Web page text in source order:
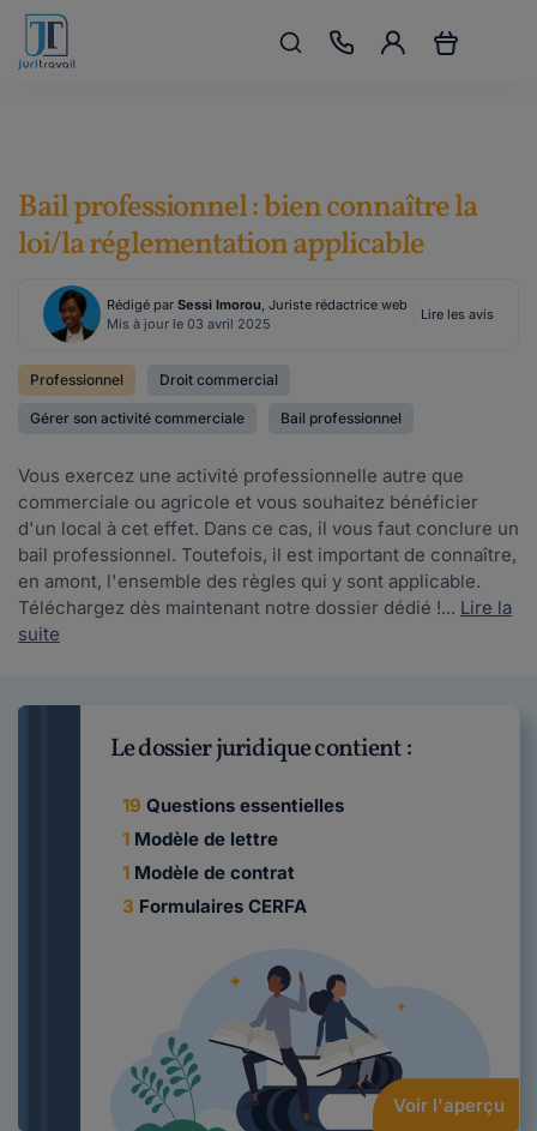
Le dossier juridique contient :
19 Questions essentielles
1 Modèle de lettre
1 Modèle de contrat
3 Formulaires CERFA
Voir l'aperçu
Bail professionnel : bien connaître la
loi/la réglementation applicable
Rédigé par Sessi Imorou, Juriste rédactrice web
Mis à jour le 03 avril 2025
Lire les avis
Professionnel Droit commercial
Gérer son activité commerciale Bail professionnel
Vous exercez une activité professionnelle autre que
commerciale ou agricole et vous souhaitez bénéficier
d'un local à cet effet. Dans ce cas, il vous faut conclure un
bail professionnel. Toutefois, il est important de connaître,
en amont, l'ensemble des règles qui y sont applicable.
Téléchargez dès maintenant notre dossier dédié !... Lire la
suite